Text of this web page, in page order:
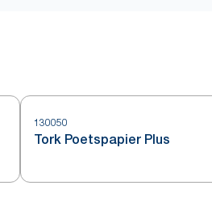
130050
Tork Poetspapier Plus